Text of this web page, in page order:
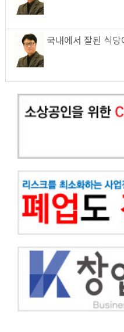
국내에서 잘된 식